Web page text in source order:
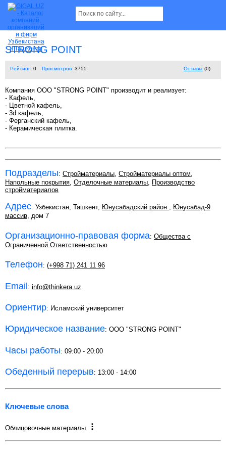
STRONG POINT
Рейтинг: 0 Просмотров: 3755 Отзывы (0)
Компания OOO "STRONG POINT" производит и реализует:
- Кафель,
- Цветной кафель,
- 3d кафель,
- Ферганский кафель,
- Керамическая плитка.
Подразделы: Стройматериалы, Стройматериалы оптом,
Напольные покрытия, Отделочные материалы, Производство
стройматериалов
Адрес: Узбекистан, Ташкент, Юнусабадский район , Юнусабад-9
массив, дом 7
Организационно-правовая форма: Общества с
Ограниченной Ответственностью
Телефон: (+998 71) 241 11 96
Email: info@thinkera.uz
Ориентир: Исламский университет
Юридическое название: OOO "STRONG POINT"
Часы работы: 09:00 - 20:00
Обеденный перерыв: 13:00 - 14:00
Ключевые слова
Облицовочные материалы